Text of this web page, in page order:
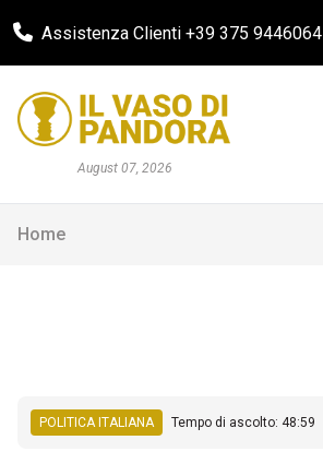
Assistenza Clienti +39 375 9446064
August 07, 2026
Home
POLITICA ITALIANA Tempo di ascolto: 48:59